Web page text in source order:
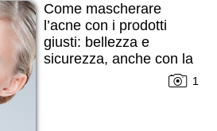
Come mascherare
l’acne con i prodotti
giusti: bellezza e
sicurezza, anche con la
1